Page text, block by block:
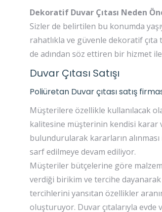
Dekoratif Duvar Çıtası Neden
Sizler de belirtilen bu konumda
rahatlıkla ve güvenle dekoratif çıta
de adından söz ettiren bir hizmet
Duvar Çıtası Satışı
Poliüretan Duvar çıtası satış
Müşterilere özellikle kullanılacak
kalitesine müşterinin kendisi karar
bulundurularak kararların
sarf edilmeye devam ediliyor.
Müşteriler bütçelerine göre
verdiği birikim ve tercihe
tercihlerini yansıtan özellikler
oluşturuyor. Duvar çıtalarıyla